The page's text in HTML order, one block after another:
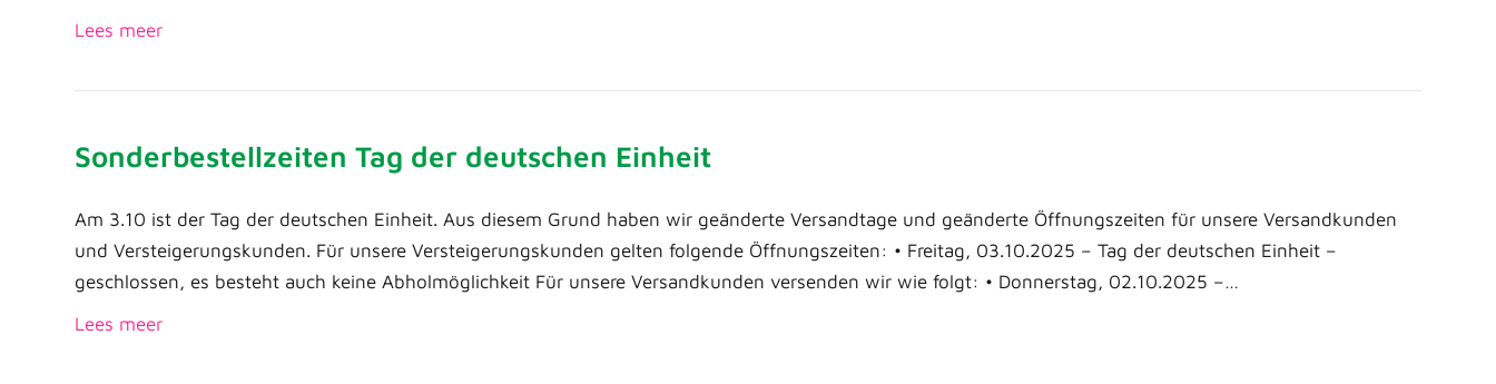
Lees meer
Sonderbestellzeiten Tag der deutschen Einheit
Am 3.10 ist der Tag der deutschen Einheit. Aus diesem Grund haben wir geänderte Versandtage und geänderte Öffnungszeiten für unsere Versandkunden
und Versteigerungskunden. Für unsere Versteigerungskunden gelten folgende Öffnungszeiten: • Freitag, 03.10.2025 – Tag der deutschen Einheit –
geschlossen, es besteht auch keine Abholmöglichkeit Für unsere Versandkunden versenden wir wie folgt: • Donnerstag, 02.10.2025 –…
Lees meer